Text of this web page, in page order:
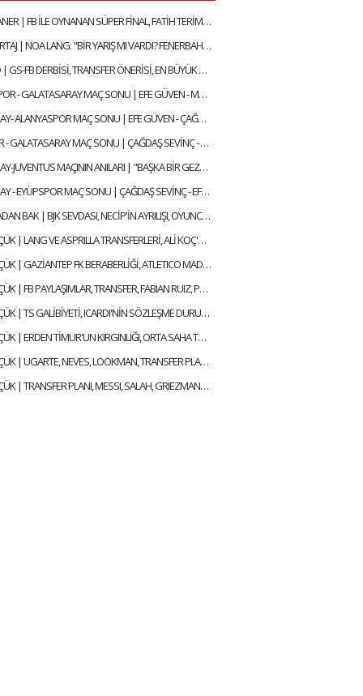
JOHAN ELMANER | FB İLE OYNANAN SÜPER FİNAL, FATİH TERİM & OKAN BURUK, UĞURCAN ÇAKIR MI? MUSLERA MI?
ÖZEL RÖPORTAJ | NOA LANG: "BİR YARIŞ MI VARDI? FENERBAHÇE SADECE 14 DAKİKA LİDER OLDU"
FELIPE MELO | GS-FB DERBİSİ, TRANSFER ÖNERİSİ, EN BÜYÜK HAYALİ, BEĞENDİĞİ FENERBAHÇELİ
TRABZONSPOR - GALATASARAY MAÇ SONU | EFE GÜVEN - MERT KURT
GALATASARAY- ALANYASPOR MAÇ SONU | EFE GÜVEN - ÇAĞDAŞ SEVİNÇ
KONYASPOR - GALATASARAY MAÇ SONU | ÇAĞDAŞ SEVİNÇ - MERT KURT
GALATASARAY-JUVENTUS MAÇININ ANILARI | "BAŞKA BİR GEZEGENDEN GELEN SNEIJDER'İN GOLÜYLE TURU GEÇTİK"
GALATASARAY - EYÜPSPOR MAÇ SONU | ÇAĞDAŞ SEVİNÇ - EFE GÜVEN
BİR DE BURADAN BAK | BJK SEVDASI, NECİP'İN AYRILIŞI, OYUNCULUĞA BAŞLAMA HİKAYESİ | FEYYAZ ŞERİFOĞLU
ALİ NACİ KÜÇÜK | LANG VE ASPRILLA TRANSFERLERİ, ALİ KOÇ'UN AÇIKLAMALARI, OULAI | GÜNDEM GALATASARAY
ALİ NACİ KÜÇÜK | GAZİANTEP FK BERABERLİĞİ, ATLETICO MADRID MAÇI, TRANSFER | GÜNDEM GALATASARAY
ALİ NACİ KÜÇÜK | FB PAYLAŞIMLAR, TRANSFER, FABIAN RUIZ, PAPE GUEYE, ONYEDIKA | GÜNDEM GALATASARAY
ALİ NACİ KÜÇÜK | TS GALİBİYETİ, ICARDI'NİN SÖZLEŞME DURUMU, TRANSFER HABERLERİ | GÜNDEM GALATASARAY
ALİ NACİ KÜÇÜK | ERDEN TİMUR'UN KIRGINLIĞI, ORTA SAHA TRANSFERI, ICARDI SÜRECİ | GÜNDEM GALATASARAY
ALİ NACİ KÜÇÜK | UGARTE, NEVES, LOOKMAN, TRANSFER PLANLAMASI, AYRILIK LİSTESİ | GÜNDEM GALATASARAY
ALİ NACİ KÜÇÜK | TRANSFER PLANI, MESSI, SALAH, GRIEZMANN, ICARDI & MILAN | GÜNDEM GALATASARAY